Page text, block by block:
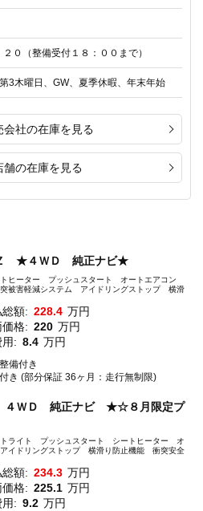
０（整備受付１８：００まで）
3木曜日、GW、夏季休暇、年末年始
会社の在庫を見る
舗の在庫を見る
★４ＷＤ 純正ナビ★
ヒーター プッシュスタート オートエアコン
被害軽減システム アイドリングストップ 横滑
額: 228.4 万円
格: 220 万円
: 8.4 万円
備付き
き (部分保証 36ヶ月：走行無制限)
４ＷＤ 純正ナビ ★☆８月限定プ
ライト プッシュスタート シートヒーター オ
イドリングストップ 横滑り防止機能 衝突安全
額: 234.3 万円
格: 225.1 万円
: 9.2 万円